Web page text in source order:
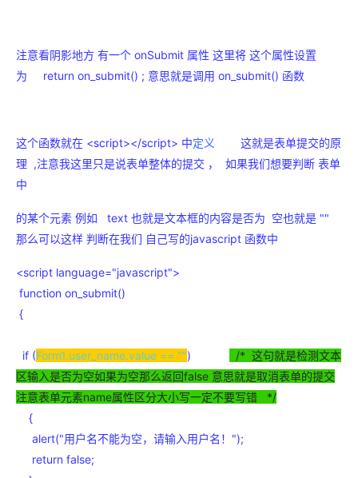
注意看阴影地方 有一个 onSubmit 属性 这里将 这个属性设置
为 return on_submit() ; 意思就是调用 on_submit() 函数
这个函数就在 <script></script> 中定义
这就是表单提交的原
理 ,注意我这里只是说表单整体的提交 ， 如果我们想要判断 表单
中
的某个元素 例如 text 也就是文本框的内容是否为 空也就是 ""
那么可以这样 判断在我们 自己写的javascript 函数中
<script language="javascript">
function on_submit()
{
if (Form1.user_name.value == "")
/* 这句就是检测文本
区输入是否为空如果为空那么返回false 意思就是取消表单的提交
注意表单元素name属性区分大小写一定不要写错 */
{
alert("用户名不能为空，请输入用户名！");
return false;